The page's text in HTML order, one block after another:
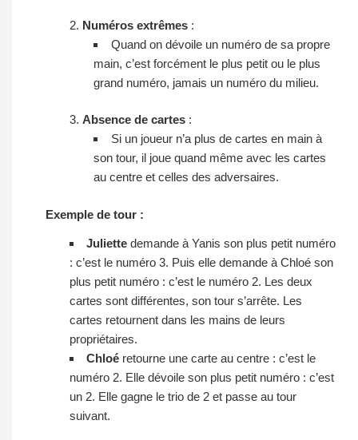
Numéros extrêmes :
Quand on dévoile un numéro de sa propre
main, c’est forcément le plus petit ou le plus
grand numéro, jamais un numéro du milieu.
Absence de cartes :
Si un joueur n’a plus de cartes en main à
son tour, il joue quand même avec les cartes
au centre et celles des adversaires.
Exemple de tour :
Juliette demande à Yanis son plus petit numéro
: c’est le numéro 3. Puis elle demande à Chloé son
plus petit numéro : c’est le numéro 2. Les deux
cartes sont différentes, son tour s’arrête. Les
cartes retournent dans les mains de leurs
propriétaires.
Chloé retourne une carte au centre : c’est le
numéro 2. Elle dévoile son plus petit numéro : c’est
un 2. Elle gagne le trio de 2 et passe au tour
suivant.